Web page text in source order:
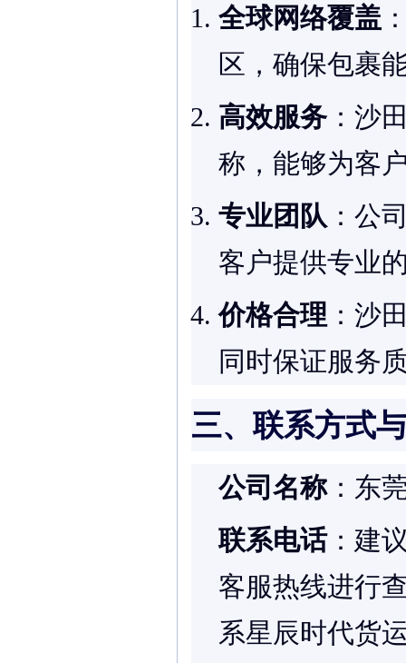
全球网络覆盖
区，确保包裹
高效服务：沙
称，能够为客
专业团队 ：公
客户提供专业
价格合理 ：沙
同时保证服务
三、联系方式
公司名称：东
联系电话：建
客服热线进行
系星辰时代货